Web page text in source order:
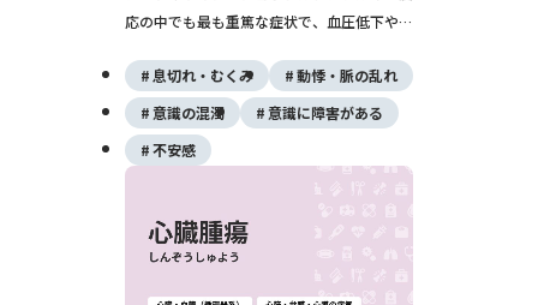
応の中でも最も重篤な症状で、血圧低下や意
食物や薬物、昆虫毒が主な原因で、迅速なア
ドレナリン投与と救急対応が命を守る鍵とな
ります。
息切れ・むくみ
動悸・脈の乱れ
意識の混濁
意識に障害がある
不安感